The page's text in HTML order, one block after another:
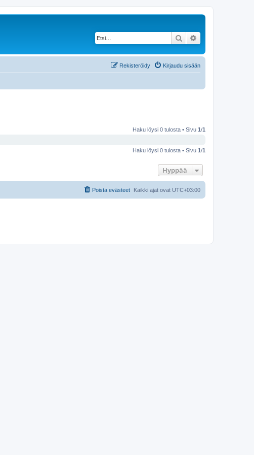
Etsi
Kirjaudu sisään
Rekisteröidy
Haku löysi 0 tulosta • Sivu 1/1
Haku löysi 0 tulosta • Sivu 1/1
Hyppää
Kaikki ajat ovat UTC+03:00
Poista evästeet